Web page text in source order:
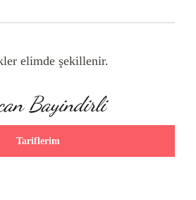
elimde şekillenir.
Bayindirli
Tariflerim